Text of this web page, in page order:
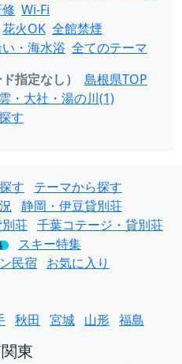
Wi-Fi
花火OK 全館禁煙
・海水浴 全てのテーマ
指定なし）
島根県TOP
・大社・湯の川(1)
す
す
テーマから探す
静岡・伊豆貸別荘
荘 千葉コテージ・貸別荘
スキー特集
民宿 お気に入り
秋田 宮城 山形 福島
東